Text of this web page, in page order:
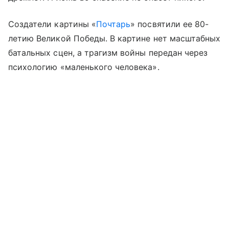
Создатели картины «Почтарь» посвятили ее 80-
летию Великой Победы. В картине нет масштабных
батальных сцен, а трагизм войны передан через
психологию «маленького человека».